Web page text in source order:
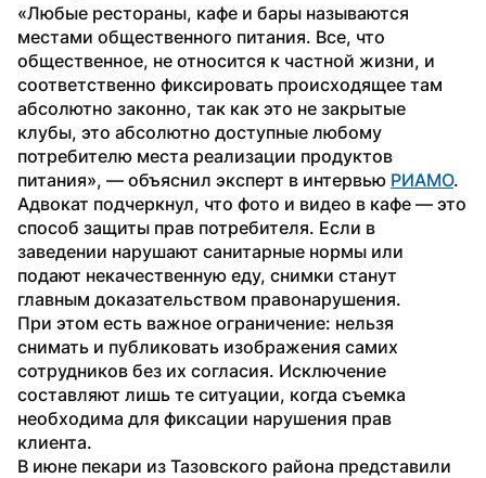
«Любые рестораны, кафе и бары называются
местами общественного питания. Все, что
общественное, не относится к частной жизни, и
соответственно фиксировать происходящее там
абсолютно законно, так как это не закрытые
клубы, это абсолютно доступные любому
потребителю места реализации продуктов
питания», — объяснил эксперт в интервью РИАМО.
Адвокат подчеркнул, что фото и видео в кафе — это
способ защиты прав потребителя. Если в
заведении нарушают санитарные нормы или
подают некачественную еду, снимки станут
главным доказательством правонарушения.
При этом есть важное ограничение: нельзя
снимать и публиковать изображения самих
сотрудников без их согласия. Исключение
составляют лишь те ситуации, когда съемка
необходима для фиксации нарушения прав
клиента.
В июне пекари из Тазовского района представили